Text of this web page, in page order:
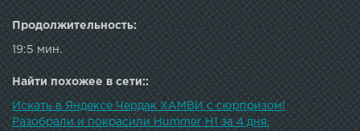
Продолжительность:
19:5 мин.
Найти похожее в сети::
Искать в Яндексе Чердак ХАМВИ с сюрпризом!
Разобрали и покрасили Hummer H1 за 4 дня.